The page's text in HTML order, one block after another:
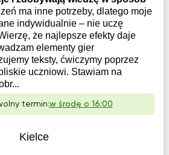
ma inne potrzeby, dlatego moje
indywidualnie – nie uczę
że najlepsze efekty daje
elementy gier
teksty, ćwiczymy poprzez
uczniowi. Stawiam na
termin:w środę o 16:00
Kielce